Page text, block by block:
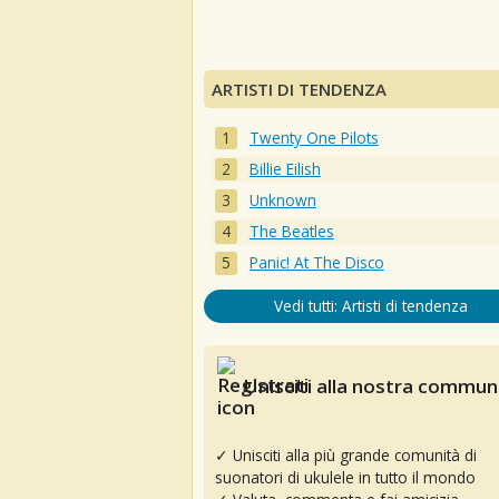
ARTISTI DI TENDENZA
Twenty One Pilots
Billie Eilish
Unknown
The Beatles
Panic! At The Disco
Vedi tutti: Artisti di tendenza
Unisciti alla nostra
✓ Unisciti alla più grande comunità di
suonatori di ukulele in tutto il mondo